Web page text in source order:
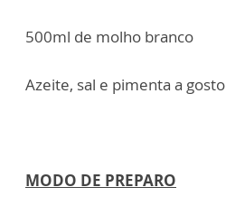
500ml de molho branco
Azeite, sal e pimenta a gosto
MODO DE PREPARO